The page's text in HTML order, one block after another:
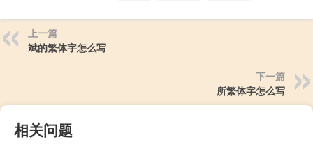
上一篇
斌的繁体字怎么写
下一篇
所繁体字怎么写
相关问题